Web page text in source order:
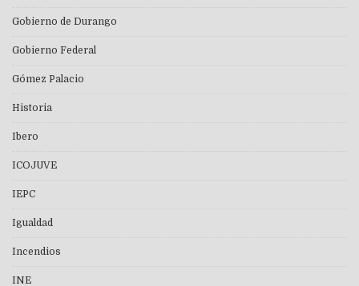
Gobierno de Durango
Gobierno Federal
Gómez Palacio
Historia
Ibero
ICOJUVE
IEPC
Igualdad
Incendios
INE